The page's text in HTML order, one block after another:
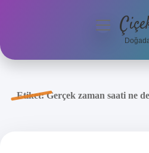
Anasayfa
menüyü
Etiket:Gerçek zaman saati ne